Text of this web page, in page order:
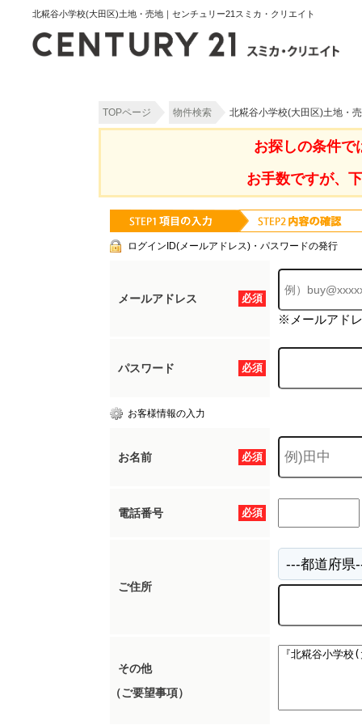
北糀谷小学校(大田区)土地・売地｜センチュリー21スミカ・クリエイト
TOPページ 物件検索 北糀谷小学校(大田区)土地・
お探しの条件で
お手数ですが、
ログインID(メールアドレス)・パスワードの発行
必須
メールアドレス
※メールアド
必須
パスワード
お客様情報の入力
必須
お名前
必須
電話番号
ご住所
その他
（ご要望事項）